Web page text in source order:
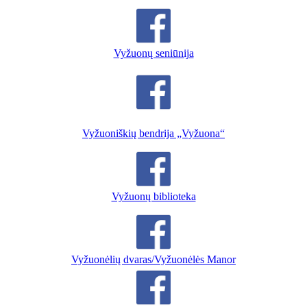
Vyžuonų seniūnija
Vyžuoniškių bendrija „Vyžuona“
Vyžuonų biblioteka
Vyžuonėlių dvaras/Vyžuonėlės Manor